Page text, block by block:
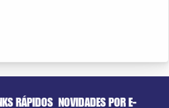
RÁPIDOS NOVIDADES POR E-